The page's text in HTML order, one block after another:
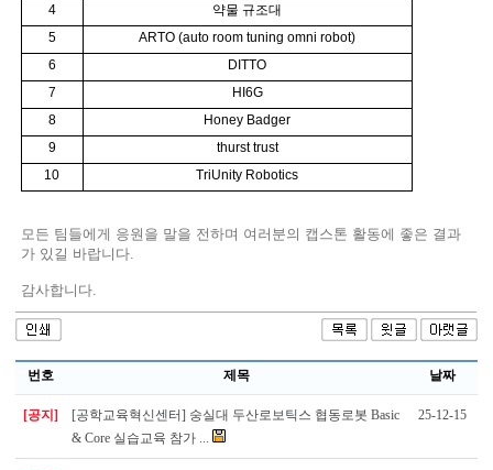
4
약물 규조대
5
ARTO (auto room tuning omni robot)
6
DITTO
7
HI6G
8
Honey Badger
9
thurst trust
10
TriUnity Robotics
모든 팀들에게 응원을 말을 전하며 여러분의 캡스톤 활동에 좋은 결과
가 있길 바랍니다.
감사합니다.
번호 제목 날짜
[공지]
[공학교육혁신센터] 숭실대 두산로보틱스 협동로봇 Basic
& Core 실습교육 참가 ...
25-12-15